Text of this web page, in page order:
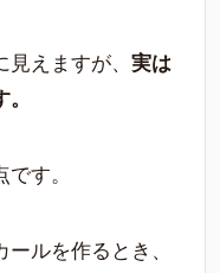
えますが、 実は
です。
ルを作るとき、